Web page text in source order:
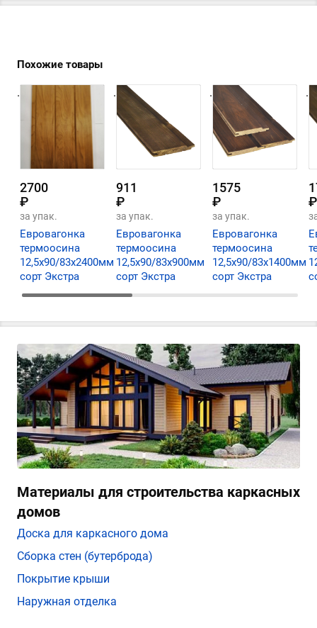
Похожие товары
.
2700
₽
за упак.
Евровагонка
термоосина
12,5х90/83х2400мм
сорт Экстра
.
911
₽
за упак.
Евровагонка
термоосина
12,5х90/83х900мм
сорт Экстра
.
1575
₽
за упак.
Евровагонка
термоосина
12,5х90/83х1400мм
сорт Экстра
.
₽
Материалы для строительства каркасных
домов
Доска для каркасного дома
Сборка стен (бутерброда)
Покрытие крыши
Наружная отделка